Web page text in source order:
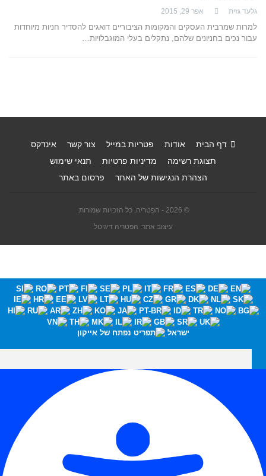
גלעד גזית אפר 29, 2015
למרות שמרבית העסקים והמקומות הציבוריים דואגים להסדיר חניות מיוחדות
עבור נכים בחניונים שלהם, נתקלים בעלי המוגבלויות…
דף הבית אודות פטריות במייל צור קשר
אינדקס
תצוגת רשימה
מדיניות פרטיות
תנאי שימוש
הצהרת הנגישות של האתר
פרסום באתר
© 2026 - הפטריה. כל הזכויות שמורות.
עיצוב אתר: הפטריה דיגיטל
ישראל